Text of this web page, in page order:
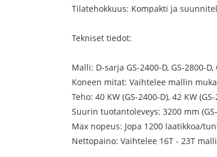
Tilatehokkuus: Kompakti ja
Tekniset tiedot:
Malli: D-sarja GS-2400-D, GS-2800-D,
Koneen mitat: Vaihtelee mallin
Teho: 40 KW (GS-2400-D), 42 KW
Suurin tuotantoleveys: 3200 mm
Max nopeus: Jopa 1200 laatikkoa/
Nettopaino: Vaihtelee 16T - 23T